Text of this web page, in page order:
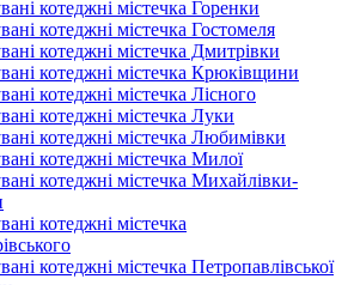
котеджні містечка Горенки
котеджні містечка Гостомеля
котеджні містечка Дмитрівки
котеджні містечка Крюківщини
котеджні містечка Лісного
котеджні містечка Луки
котеджні містечка Любимівки
котеджні містечка Милої
котеджні містечка Михайлівки-
котеджні містечка
котеджні містечка Петропавлівської